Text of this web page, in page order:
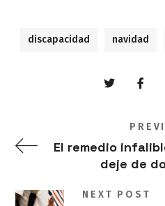
discapacidad navidad
El remedio
deje de
NEXT POST